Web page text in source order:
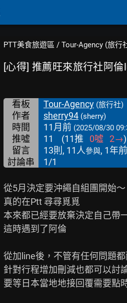
PTT美食旅遊區 / Tour-Agency (旅行
[心得] 推薦旺來旅行社阿
看板 Tour-Agency (旅行社)
作者 sherry94 (sherry)
時間 11月前 (2025/08/30
推噓 11 (11推 0噓 2→)
留言
13則, 11人參與, 1年前
討論串 1/1
從5月決定要沖繩自組團開始～
真的在Ptt 尋尋覓覓
本來都已經要放棄決定自己帶
這時遇到了阿倫
從加line後，不管有任何問題
針對行程增加刪減也都可以討
要等日本當地地接回覆需要點